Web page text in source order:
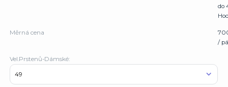
do
Měrná cena
/
Vel.Prstenů-Dámské: